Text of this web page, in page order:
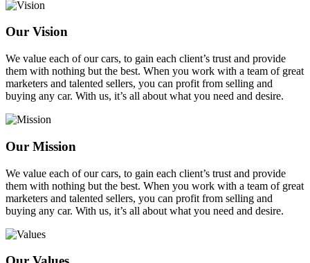
Our Vision
We value each of our cars, to gain each client’s trust and provide
them with nothing but the best. When you work with a team of great
marketers and talented sellers, you can profit from selling and
buying any car. With us, it’s all about what you need and desire.
Our Mission
We value each of our cars, to gain each client’s trust and provide
them with nothing but the best. When you work with a team of great
marketers and talented sellers, you can profit from selling and
buying any car. With us, it’s all about what you need and desire.